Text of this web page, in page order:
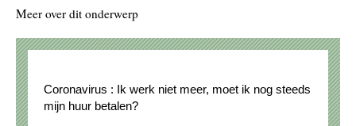
Meer over dit onderwerp
Coronavirus : Ik werk niet meer, moet ik nog steeds
mijn huur betalen?